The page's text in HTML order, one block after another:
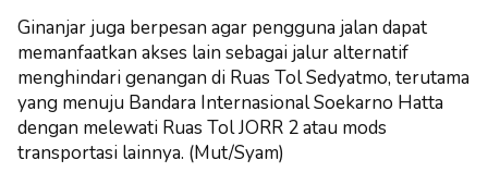
Ginanjar juga berpesan agar pengguna jalan dapat
memanfaatkan akses lain sebagai jalur alternatif
menghindari genangan di Ruas Tol Sedyatmo, terutama
yang menuju Bandara Internasional Soekarno Hatta
dengan melewati Ruas Tol JORR 2 atau mods
transportasi lainnya. (Mut/Syam)